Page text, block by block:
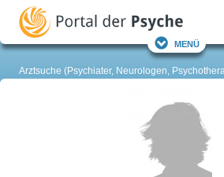
Menü
Arztsuche (Psychiater, Neurologen,